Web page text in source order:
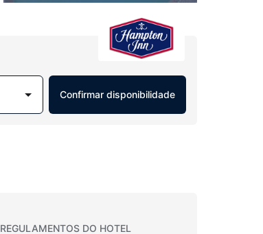
Confirmar disponibilidade
REGULAMENTOS DO HOTEL